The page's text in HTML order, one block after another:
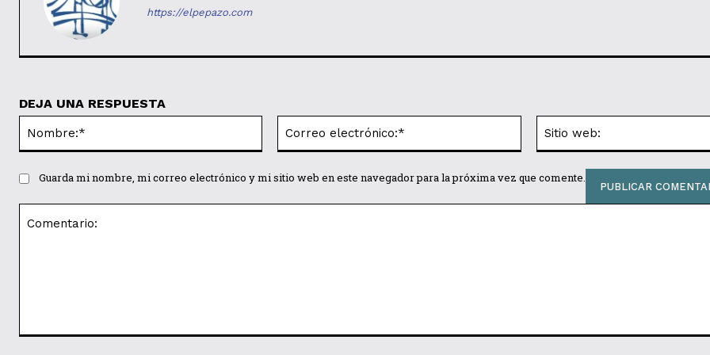
https://elpepazo.com
DEJA UNA RESPUESTA
electrónico:*
Guarda mi nombre, mi correo electrónico y mi sitio web en este navegador para la próxima vez que comente.